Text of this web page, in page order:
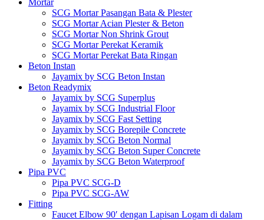
SCG Mortar Pasangan Bata & Plester
SCG Mortar Acian Plester & Beton
SCG Mortar Non Shrink Grout
SCG Mortar Perekat Keramik
SCG Mortar Perekat Bata Ringan
Beton Instan
Jayamix by SCG Beton Instan
Beton Readymix
Jayamix by SCG Superplus
Jayamix by SCG Industrial Floor
Jayamix by SCG Fast Setting
Jayamix by SCG Borepile Concrete
Jayamix by SCG Beton Normal
Jayamix by SCG Beton Super Concrete
Jayamix by SCG Beton Waterproof
Pipa PVC
Pipa PVC SCG-D
Pipa PVC SCG-AW
Fitting
Faucet Elbow 90′ dengan Lapisan Logam di dalam